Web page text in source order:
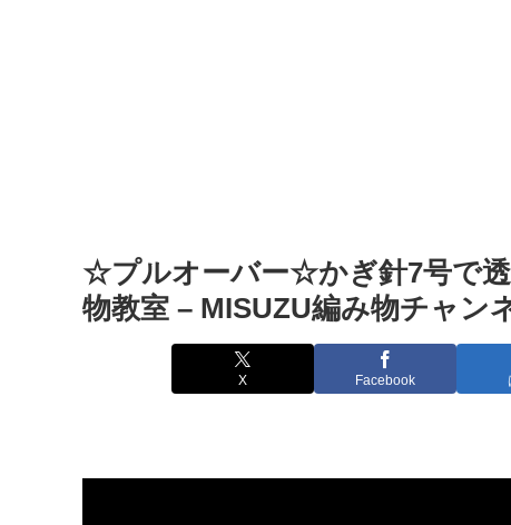
☆プルオーバー☆かぎ針7号で
物教室 – MISUZU編み物チャン
X Facebook